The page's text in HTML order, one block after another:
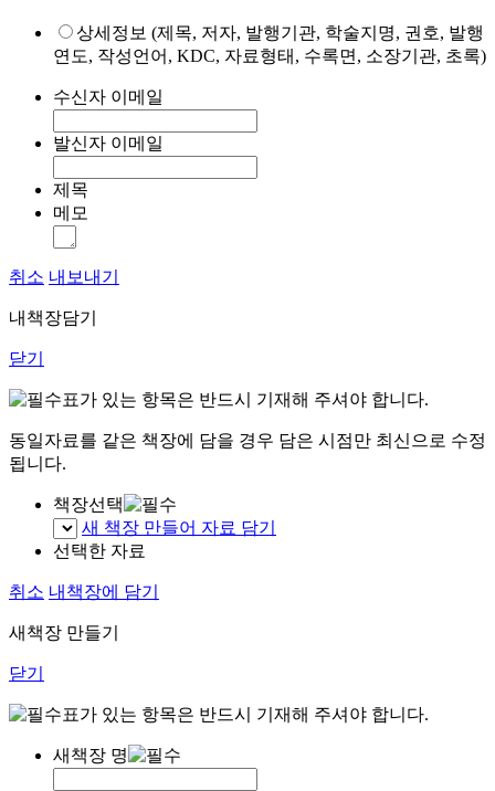
상세정보 (제목, 저자, 발행기관, 학술지명, 권호, 발행
연도, 작성언어, KDC, 자료형태, 수록면, 소장기관, 초록)
수신자 이메일
발신자 이메일
제목
메모
취소 내보내기
내책장담기
닫기
표가 있는 항목은 반드시 기재해 주셔야 합니다.
동일자료를 같은 책장에 담을 경우 담은 시점만 최신으로 수정
됩니다.
책장선택
새 책장 만들어 자료 담기
선택한 자료
취소 내책장에 담기
새책장 만들기
닫기
표가 있는 항목은 반드시 기재해 주셔야 합니다.
새책장 명